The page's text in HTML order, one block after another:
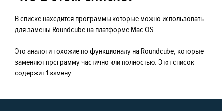
В списке находится программы которые можно использовать
для замены Roundcube на платформе Mac OS.
Это аналоги похожие по функционалу на Roundcube, которые
заменяют программу частично или полностью. Этот список
содержит 1 замену.